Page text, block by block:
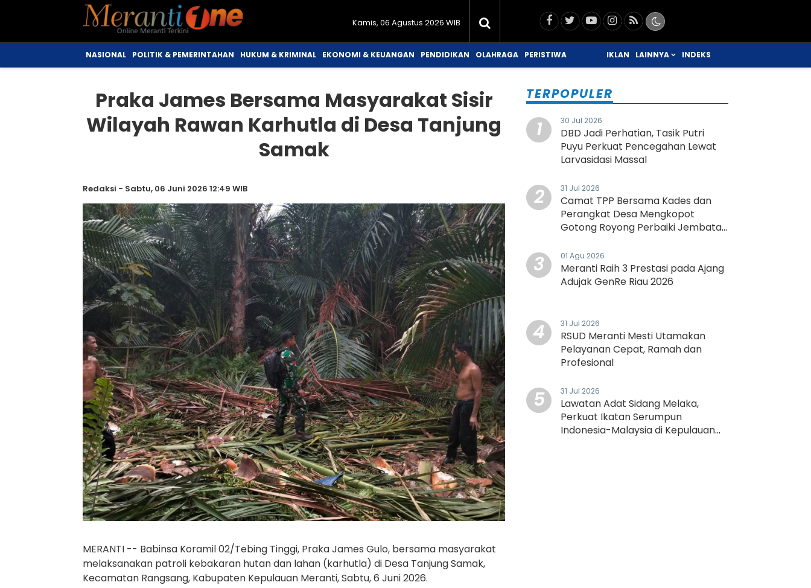
Kamis, 06 Agustus 2026 WIB
NASIONAL POLITIK & PEMERINTAHAN HUKUM & KRIMINAL EKONOMI & KEUANGAN PENDIDIKAN OLAHRAGA PERISTIWA IKLAN LAINNYA INDEKS
Praka James Bersama Masyarakat Sisir
Wilayah Rawan Karhutla di Desa Tanjung
Samak
Redaksi - Sabtu, 06 Juni 2026 12:49 WIB
MERANTI -- Babinsa Koramil 02/Tebing Tinggi, Praka James Gulo, bersama masyarakat
melaksanakan patroli kebakaran hutan dan lahan (karhutla) di Desa Tanjung Samak,
Kecamatan Rangsang, Kabupaten Kepulauan Meranti, Sabtu, 6 Juni 2026.
TERPOPULER
1 30 Jul 2026
DBD Jadi Perhatian, Tasik Putri
Puyu Perkuat Pencegahan Lewat
Larvasidasi Massal
2 31 Jul 2026
Camat TPP Bersama Kades dan
Perangkat Desa Mengkopot
Gotong Royong Perbaiki Jembatan
3 01 Agu 2026
Meranti Raih 3 Prestasi pada Ajang
Adujak GenRe Riau 2026
4 31 Jul 2026
RSUD Meranti Mesti Utamakan
Pelayanan Cepat, Ramah dan
Profesional
5 31 Jul 2026
Lawatan Adat Sidang Melaka,
Perkuat Ikatan Serumpun
Indonesia-Malaysia di Kepulauan